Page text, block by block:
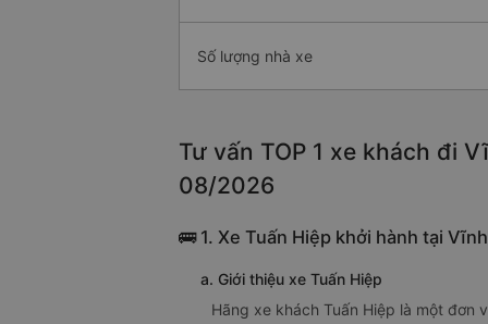
Số lượng nhà xe
Tư vấn TOP 1 xe khách đi
08/2026
🚌 1. Xe Tuấn Hiệp khởi hành tại
a. Giới thiệu xe Tuấn Hiệp
Hãng xe khách Tuấn Hiệp là một